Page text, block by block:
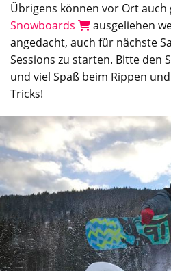
Übrigens können vor Ort
Snowboards
ausgeliehen
angedacht, auch für nächste
Sessions zu starten. Bitte den
und viel Spaß beim Rippen
Tricks!